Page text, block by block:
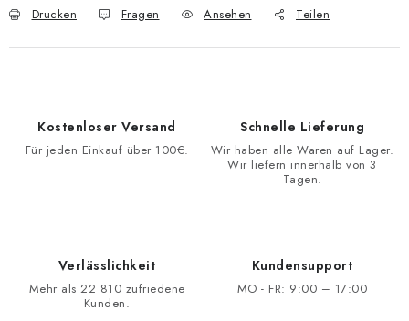
Drucken Fragen Ansehen Teilen
Kostenloser Versand
Für jeden Einkauf über 100€.
Schnelle Lieferung
Wir haben alle Waren auf Lager.
Wir liefern innerhalb von 3
Tagen.
Verlässlichkeit
Mehr als 22 810 zufriedene
Kunden.
Kundensupport
MO - FR: 9:00 – 17:00